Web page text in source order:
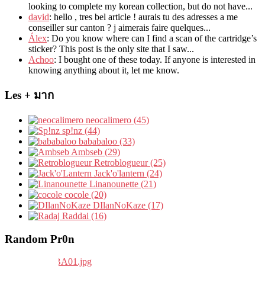
looking to complete my korean collection, but do not have...
david: hello , tres bel article ! aurais tu des adresses a me
conseiller sur canton ? j aimerais faire quelques...
Álex: Do you know where can I find a scan of the cartridge’s
sticker? This post is the only site that I saw...
Achoo: I bought one of these today. If anyone is interested in
knowing anything about it, let me know.
Les + มาก
neocalimero (45)
sp!nz (44)
bababaloo (33)
Ambseb (29)
Retroblogueur (25)
Jack'o'lantern (24)
Linanounette (21)
cocole (20)
DIlanNoKaze (17)
Raddai (16)
Random Pr0n